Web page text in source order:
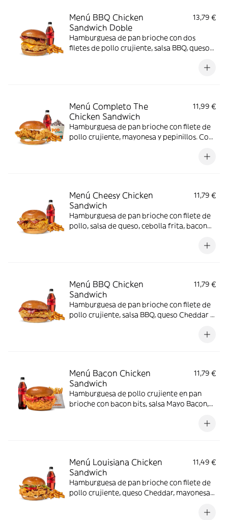
Menú BBQ Chicken
Sandwich Doble
13,79 €
Hamburguesa de pan brioche con dos
filetes de pollo crujiente, salsa BBQ, queso
Menú Completo The
Chicken Sandwich
11,99 €
Hamburguesa de pan brioche con filete de
pollo crujiente, mayonesa y pepinillos. Con
Menú Cheesy Chicken
Sandwich
11,79 €
Hamburguesa de pan brioche con filete de
pollo, salsa de queso, cebolla frita, bacon
Menú BBQ Chicken
Sandwich
11,79 €
Hamburguesa de pan brioche con filete de
pollo crujiente, salsa BBQ, queso Cheddar y
Menú Bacon Chicken
Sandwich
11,79 €
Hamburguesa de pollo crujiente en pan
brioche con bacon bits, salsa Mayo Bacon,
Menú Louisiana Chicken
Sandwich
11,49 €
Hamburguesa de pan brioche con filete de
pollo crujiente, queso Cheddar, mayonesa,